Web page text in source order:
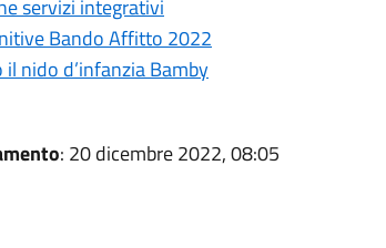
servizi integrativi
Bando Affitto 2022
il nido d’infanzia Bamby
: 20 dicembre 2022, 08:05